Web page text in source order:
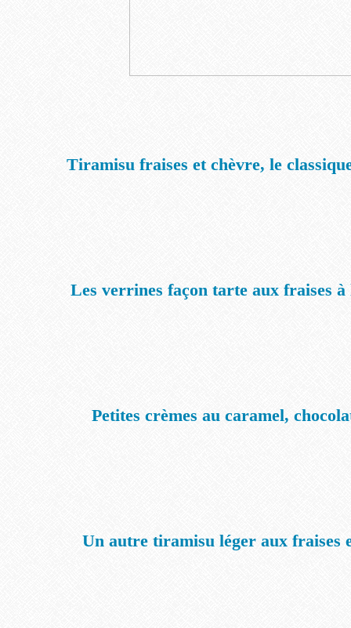
Tiramisu fraises et chèvre, le
Les verrines façon tarte aux fraises
Petites crèmes au caramel,
Un autre tiramisu léger aux fraises